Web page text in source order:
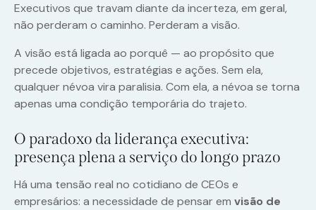
Executivos que travam diante da incerteza, em geral,
não perderam o caminho. Perderam a visão.
A visão está ligada ao porquê — ao propósito que
precede objetivos, estratégias e ações. Sem ela,
qualquer névoa vira paralisia. Com ela, a névoa se torna
apenas uma condição temporária do trajeto.
O paradoxo da liderança executiva:
presença plena a serviço do longo prazo
Há uma tensão real no cotidiano de CEOs e
empresários: a necessidade de pensar em visão de